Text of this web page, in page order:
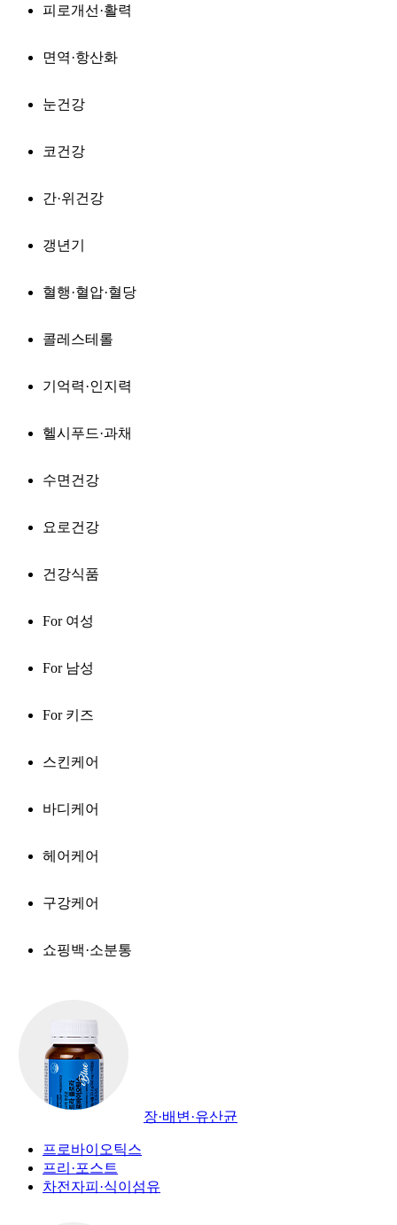
피로개선·활력
면역·항산화
눈건강
코건강
간·위건강
갱년기
혈행·혈압·혈당
콜레스테롤
기억력·인지력
헬시푸드·과채
수면건강
요로건강
건강식품
For 여성
For 남성
For 키즈
스킨케어
바디케어
헤어케어
구강케어
쇼핑백·소분통
장·배변·유산균
프로바이오틱스
프리·포스트
차전자피·식이섬유